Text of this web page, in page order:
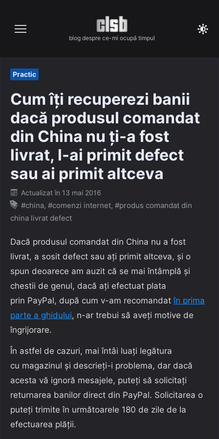
content
blog despre ce-mi ocupă timpul
Practic
Cum îți recuperezi banii
dacă produsul comandat
din China nu ți-a fost
livrat, l-ai primit defect
sau ai primit altceva
Posted
on
Actualizat în 13 mai 2016
#china, #comenzi internet, #produs comandat din
china livrat defect
Dacă produsul comandat din China nu a fost
livrat, a sosit defect sau ați primit altceva, și o
spun deoarece am auzit că se mai întâmplă și
chestii de genul, dacă ați efectuat plata
prin PayPal, după cum v-am recomandatîn prima
parte a ghidului, n-ar trebui să aveți motive de
îngrijorare.
În astfel de cazuri, mai întâi luați legătura
cu magazinul și descrieți-i problema, dar dacă
acesta vă ignoră mesajele, puteți să solicitați
returnarea banilor direct din PayPal. Solicitarea o
puteți trimite în următoarele 180 de zile de la
efectuarea plății.